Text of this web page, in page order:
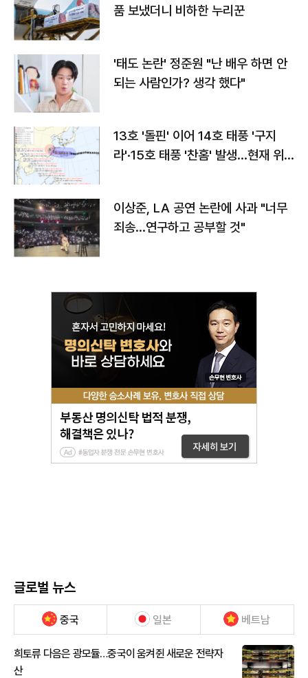
품 보냈더니 비하한 누리꾼
'태도 논란' 정준원 "난 배우 하면 안
되는 사람인가? 생각 했다"
13호 '돌핀' 이어 14호 태풍 '구지
라'·15호 태풍 '찬홈' 발생…현재 위
이상준, LA 공연 논란에 사과 "너무
죄송…연구하고 공부할 것"
글로벌 뉴스
중국 일본 베트남
희토류 다음은 광모듈…중국이 움켜쥔 새로운 전략자
산